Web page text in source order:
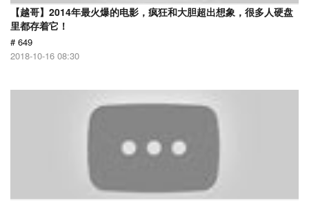
【越哥】2014年最火爆的电影，疯狂和大胆超出想象，很多人硬盘
里都存着它！
# 649
2018-10-16 08:30